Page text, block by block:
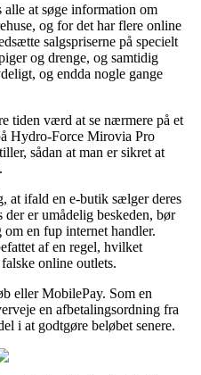
at søge information om
og for det har flere online
salgspriserne på specielt
og drenge, og samtidig
og endda nogle gange
tiden værd at se nærmere på et
Hydro-Force Mirovia Pro
sådan at man er sikret at
at ifald en e-butik sælger deres
er umådelig beskeden, bør
en fup internet handler.
af en regel, hvilket
online outlets.
eller MobilePay. Som en
en afbetalingsordning fra
i at godtgøre beløbet senere.